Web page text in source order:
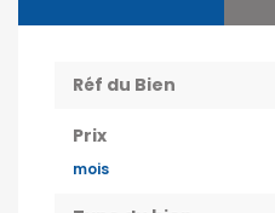
Réf du Bien
Prix
mois